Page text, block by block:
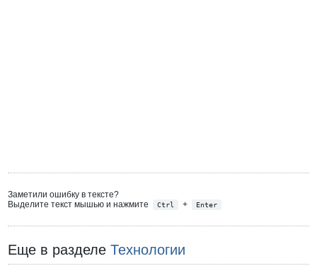
Заметили ошибку в тексте?
Выделите текст мышью и нажмите
Ctrl + Enter
Еще в разделеТехнологии